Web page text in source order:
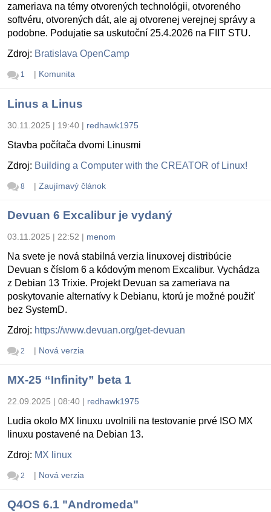
zameriava na témy otvorených technológii, otvoreného
softvéru, otvorených dát, ale aj otvorenej verejnej správy a
podobne. Podujatie sa uskutoční 25.4.2026 na FIIT STU.
Zdroj: Bratislava OpenCamp
1 | Komunita
Linus a Linus
30.11.2025 | 19:40 | redhawk1975
Stavba počítača dvomi Linusmi
Zdroj: Building a Computer with the CREATOR of Linux!
8 | Zaujímavý článok
Devuan 6 Excalibur je vydaný
03.11.2025 | 22:52 | menom
Na svete je nová stabilná verzia linuxovej distribúcie
Devuan s číslom 6 a kódovým menom Excalibur. Vychádza
z Debian 13 Trixie. Projekt Devuan sa zameriava na
poskytovanie alternatívy k Debianu, ktorú je možné použiť
bez SystemD.
Zdroj: https://www.devuan.org/get-devuan
2 | Nová verzia
MX-25 “Infinity” beta 1
22.09.2025 | 08:40 | redhawk1975
Ludia okolo MX linuxu uvolnili na testovanie prvé ISO MX
linuxu postavené na Debian 13.
Zdroj: MX linux
2 | Nová verzia
Q4OS 6.1 "Andromeda"